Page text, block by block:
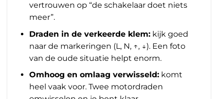
vertrouwen op “de schakelaar doet niets
meer”.
Draden in de verkeerde klem:kijk goed
naar de markeringen (L, N, ↑, ↓). Een foto
van de oude situatie helpt enorm.
Omhoog en omlaag verwisseld:komt
heel vaak voor. Twee motordraden